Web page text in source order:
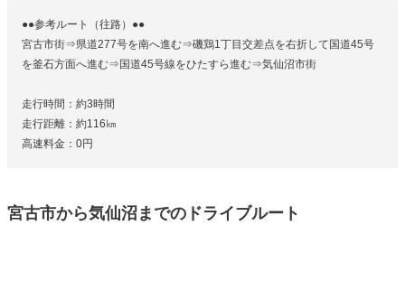
●●参考ルート（往路）●●
宮古市街⇒県道277号を南へ進む⇒磯鶏1丁目交差点を右折して国道45号
を釜石方面へ進む⇒国道45号線をひたすら進む⇒気仙沼市街
走行時間：約3時間
走行距離：約116㎞
高速料金：0円
宮古市から気仙沼までのドライブルート